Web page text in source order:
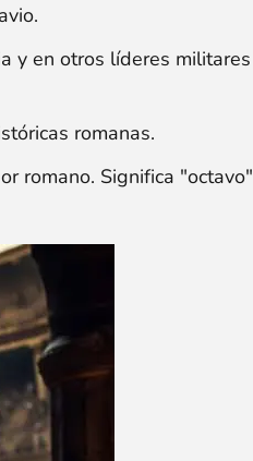
y en otros líderes militares
romanas.
romano. Significa "octavo"